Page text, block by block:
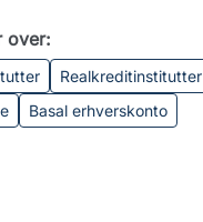
over:
Realkreditinstitutter
Basal erhverskonto